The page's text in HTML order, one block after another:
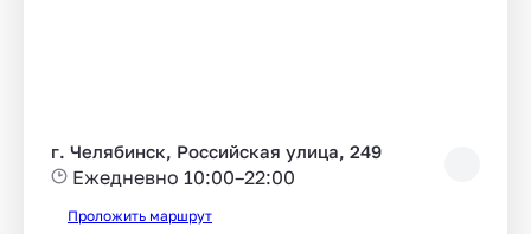
г. Челябинск, Российская улица, 249
Ежедневно 10:00–22:00
Проложить маршрут